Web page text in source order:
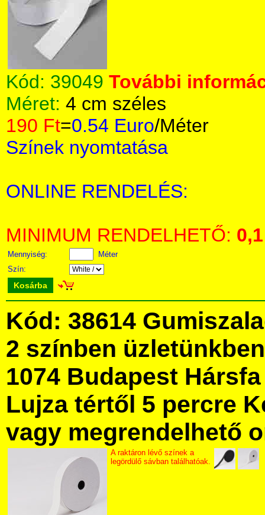
Kód: 39049 További
Méret: 4 cm széles
190 Ft=0.54 Euro/Méter
Színek nyomtatása
ONLINE RENDELÉS:
MINIMUM RENDELHETŐ: 0,1
Mennyiség:
Méter
Szín:
Kosárba
Kód: 38614
2 színben
1074 Budapest
Lujza tértől 5 percre
vagy megrendelhető
A raktáron lévő színek a
legördülő sávban találhatóak.